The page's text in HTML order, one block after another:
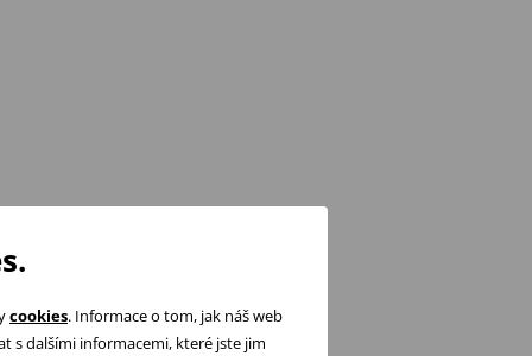
cookies. Informace o tom, jak náš web
s dalšími informacemi, které jste jim